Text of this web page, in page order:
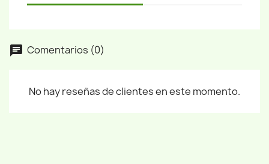
Comentarios (0)
No hay reseñas de clientes en este momento.